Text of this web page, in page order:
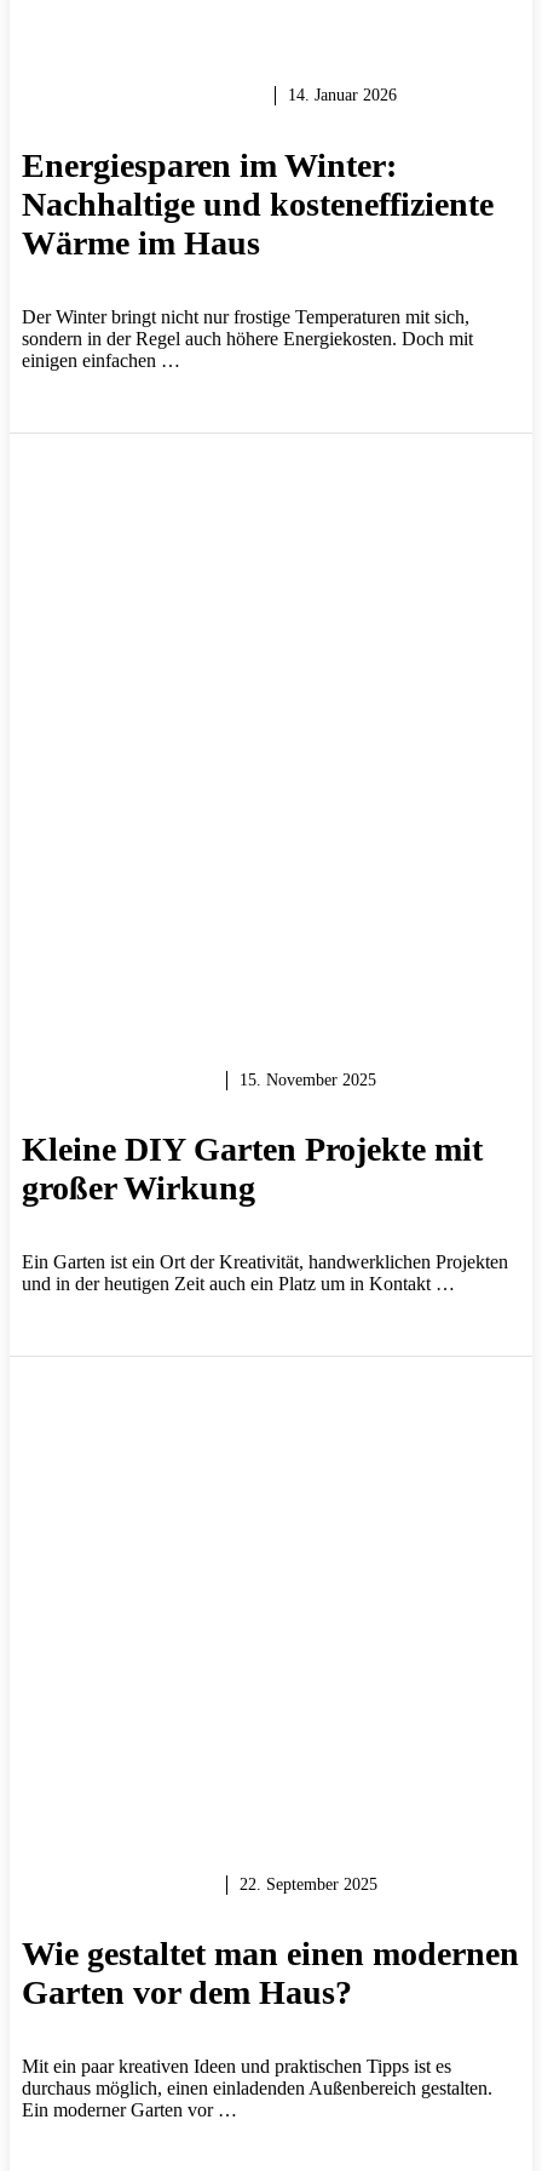
14. Januar 2026
Energiesparen im Winter:
Nachhaltige und kosteneffiziente
Wärme im Haus
Der Winter bringt nicht nur frostige Temperaturen mit sich,
sondern in der Regel auch höhere Energiekosten. Doch mit
einigen einfachen …
15. November 2025
Kleine DIY Garten Projekte mit
großer Wirkung
Ein Garten ist ein Ort der Kreativität, handwerklichen Projekten
und in der heutigen Zeit auch ein Platz um in Kontakt …
22. September 2025
Wie gestaltet man einen modernen
Garten vor dem Haus?
Mit ein paar kreativen Ideen und praktischen Tipps ist es
durchaus möglich, einen einladenden Außenbereich gestalten.
Ein moderner Garten vor …